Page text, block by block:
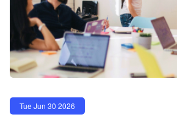
Tue Jun 30 2026